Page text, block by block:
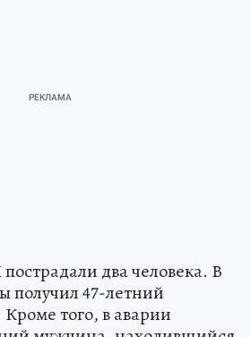
два человека. В
получил 47-летний
того, в аварии